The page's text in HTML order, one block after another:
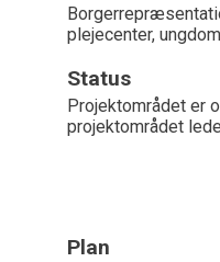
plejecenter,
Status
Projektområdet er
projektområdet
Plan